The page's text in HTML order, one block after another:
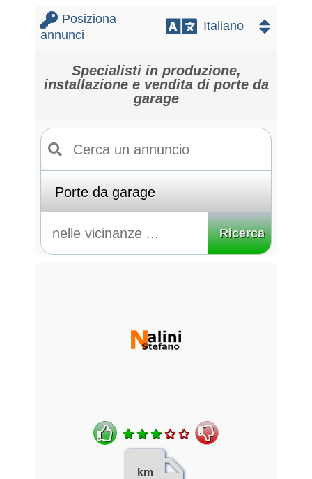
Posiziona
annunci
Specialisti in produzione,
installazione e vendita di porte da
garage
Ricerca
km